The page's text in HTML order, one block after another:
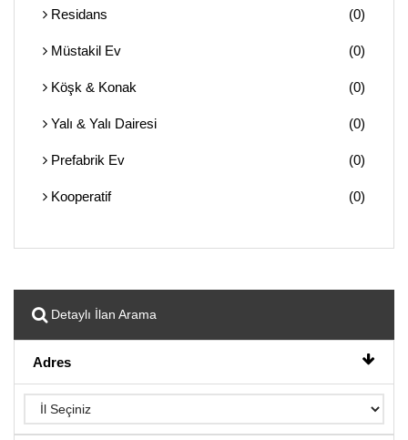
Residans (0)
Müstakil Ev (0)
Köşk & Konak (0)
Yalı & Yalı Dairesi (0)
Prefabrik Ev (0)
Kooperatif (0)
Detaylı İlan Arama
Adres